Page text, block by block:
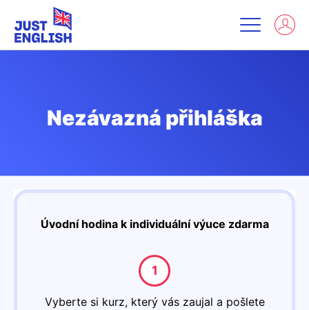
Nezávazná přihláška
Úvodní hodina k individuální výuce zdarma
Vyberte si kurz, který vás zaujal a pošlete